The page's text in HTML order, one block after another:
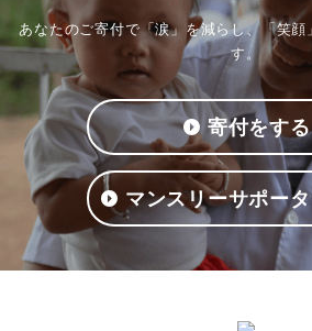
あなたのご寄付で「涙」を減らし、「笑
す。
寄付をする
マンスリーサポー